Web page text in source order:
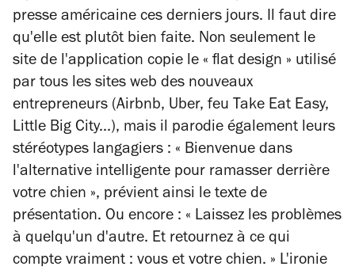
presse américaine ces derniers jours. Il faut dire
qu'elle est plutôt bien faite. Non seulement le
site de l'application copie le « flat design » utilisé
par tous les sites web des nouveaux
entrepreneurs (Airbnb, Uber, feu Take Eat Easy,
Little Big City...), mais il parodie également leurs
stéréotypes langagiers : « Bienvenue dans
l'alternative intelligente pour ramasser derrière
votre chien », prévient ainsi le texte de
présentation. Ou encore : « Laissez les problèmes
à quelqu'un d'autre. Et retournez à ce qui
compte vraiment : vous et votre chien. » L'ironie